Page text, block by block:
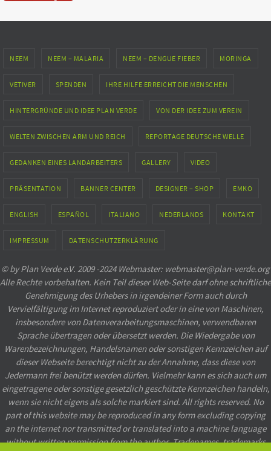
NEEM NEEM – MALARIA NEEM – DENGUE FIEBER MORINGA
VETIVER SPENDEN IHRE HILFE ERREICHT DIE MENSCHEN
HINTERGRÜNDE UND IDEE PLAN VERDE VON DER IDEE ZUM VEREIN
WELTEN ZWISCHEN ARM UND REICH REPORTAGE DEUTSCHE WELLE
GEDANKEN EINES LANDARBEITERS GALLERY VIDEO
PRÄSENTATION BANNER CENTER DESIGNER – SHOP EMKO
ENGLISH ESPAÑOL ITALIANO NEDERLANDS KONTAKT
IMPRESSUM DATENSCHUTZERKLÄRUNG
© by Plan Verde e.V. 2009 -2024 Webmaster: webmaster@plan-verde.org
Alle Rechte vorbehalten. Kein Teil dieser Web-Seite darf ohne schriftliche
Genehmigung des Urhebers in irgendeiner Form auch durch
Vervielfältigung im Internet reproduziert oder in eine von Maschinen,
insbesondere von Datenverarbeitungsmaschinen, verwendbaren
Sprache übertragen oder übersetzt werden. Die Wiedergabe von
Warenbezeichnungen, Handelsnamen oder sonstigen Kennzeichen auf
dieser Webseite berechtigt nicht zu der Annahme, dass diese von
Jedermann frei benützt werden dürfen. Vielmehr kann es sich auch um
eingetragene oder sonstige gesetzlich geschützte Kennzeichen handeln,
wenn sie nicht eigens als solche markiert sind. All rights reserved. No
part of this website may be reproduced in any form excluding copying
an the internet nor transmitted or translated into a machine language
without written permission from the author. Tradenames, trademarks